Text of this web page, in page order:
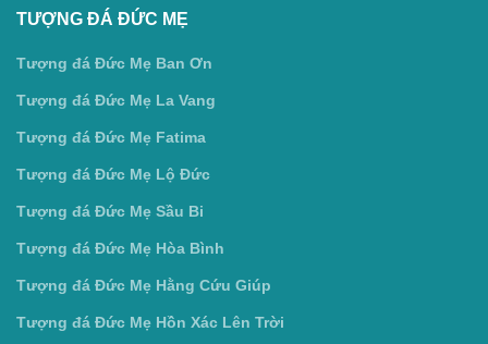
TƯỢNG ĐÁ ĐỨC MẸ
Tượng đá Đức Mẹ Ban Ơn
Tượng đá Đức Mẹ La Vang
Tượng đá Đức Mẹ Fatima
Tượng đá Đức Mẹ Lộ Đức
Tượng đá Đức Mẹ Sầu Bi
Tượng đá Đức Mẹ Hòa Bình
Tượng đá Đức Mẹ Hằng Cứu Giúp
Tượng đá Đức Mẹ Hồn Xác Lên Trời